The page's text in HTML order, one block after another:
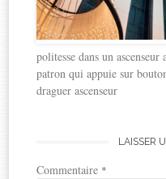
politesse dans un
patron qui appuie sur
draguer ascenseur
LAISSER
Commentaire *